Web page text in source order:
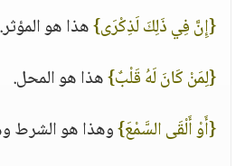
{إِنَّ فِي ذَلِكَ لَذِكْرَى}هذا هو المؤثر.
{لِمَنْ كَانَ لَهُ قَلْبٌ}هذا هو المحل.
{أَوْ أَلْقَى السَّمْعَ}وهذا هو الشرط